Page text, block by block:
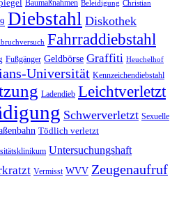
Baumaßnahmen Beleidigung Christian
Diebstahl Diskothek
Fahrraddiebstahl
Fußgänger Geldbörse Graffiti Heuchelhof
Universität Kennzeichendiebstahl
Ladendieb Leichtverletzt
Schwerverletzt Sexuelle
Tödlich verletzt
Untersuchungshaft
Vermisst WVV Zeugenaufruf